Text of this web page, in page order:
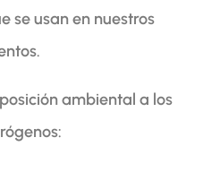
se usan en nuestros
ambiental a los